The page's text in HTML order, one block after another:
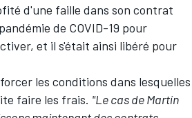
d'une faille dans son contrat
de COVID-19 pour
et il s'était ainsi libéré pour
les conditions dans lesquelles
faire les frais. "Le cas de Martín